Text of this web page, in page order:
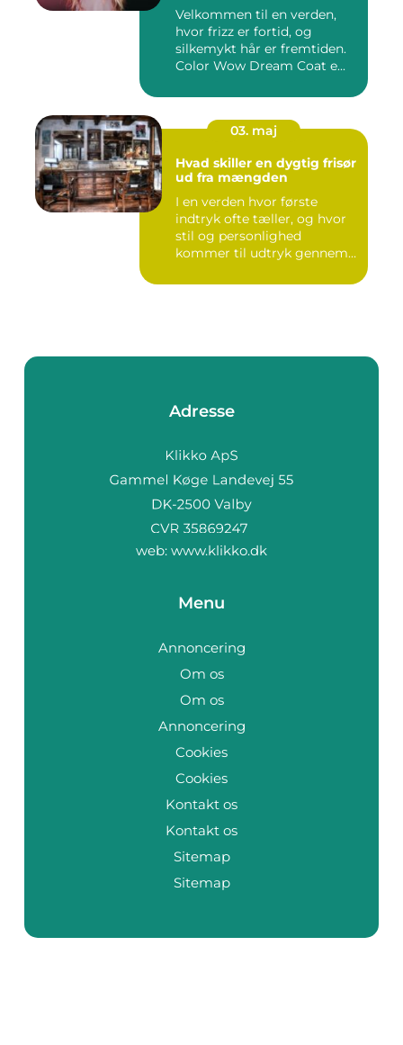
Velkommen til en verden,
hvor frizz er fortid, og
silkemykt hår er fremtiden.
Color Wow Dream Coat e...
03. maj
Hvad skiller en dygtig frisør
ud fra mængden
I en verden hvor første
indtryk ofte tæller, og hvor
stil og personlighed
kommer til udtryk gennem
Adresse
web: www.klikko.dk
Menu
Annoncering
Om os
Om os
Annoncering
Cookies
Cookies
Kontakt os
Kontakt os
Sitemap
Sitemap